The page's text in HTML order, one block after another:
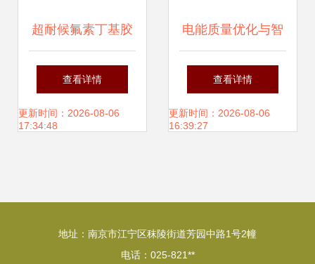
超耐候氟素丁基胶
防水卷材 光伏屋顶
的持久守护者
查看详情
更新时间：2026-08-06
17:34:48
电能质量优化与智
能防孤岛保护在特
斯拉工厂分布式光
查看详情
更新时间：2026-08-06
16:39:27
地址：南京市江宁区秣陵街道芳园中路1号2幢
电话：025-821**